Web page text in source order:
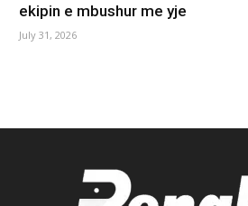
ekipin e mbushur me yje
July 31, 2026